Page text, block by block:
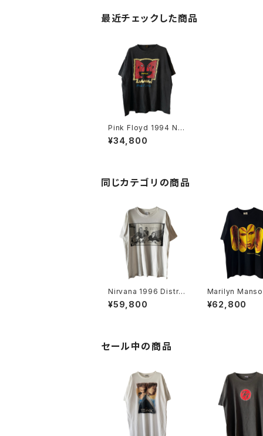
最近チェックした商品
Pink Floyd 1994 Nor
th American Tour Ba
nd Tee
¥34,800
同じカテゴリの商品
Nirvana 1996 Distre
ssed Member Portr
ait Band Tee
¥59,800
Marilyn
9 Rock Is
d Tee
¥62,800
セール中の商品